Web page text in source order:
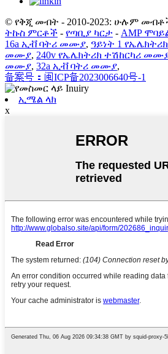
© የቅጂ መብት - 2010-2023: ሁሉም
ትኩስ ምርቶች - የጣቢያ ካርታ - AMP
16a ኢቭ ባትሪ መሙያ, ዓይነት 1
መሙያ, 240v የኤሌክትሪክ ተሽከርካሪ
መሙያ, 32a ኢቭ ባትሪ መሙያ,
备案号：闽ICP备2023006640号-1
ኢሜል ላክ
x